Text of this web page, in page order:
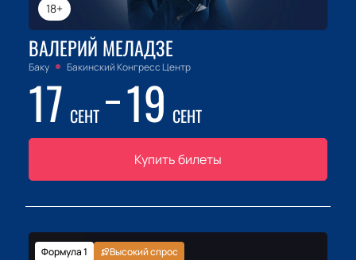
18+
ВАЛЕРИЙ МЕЛАДЗЕ
Баку Бакинский Конгресс Центр
17 СЕНТ 19 СЕНТ
Купить билеты
Формула 1 Высокий спрос